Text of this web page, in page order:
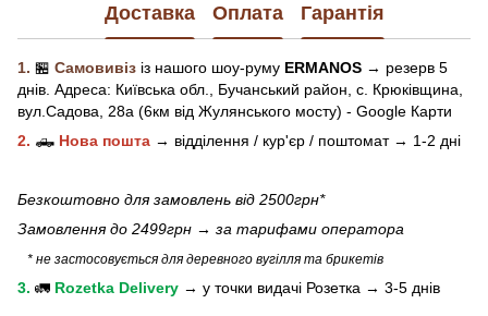
Доставка Оплата Гарантія
1. 🏪 Самовивіз із нашого шоу-руму ERMANOS → резерв 5
днів. Адреса: Київська обл., Бучанський район, с. Крюківщина,
вул.Садова, 28а (6км від Жулянського мосту) - Google Карти
2. 🛻 Нова пошта → відділення / кур'єр / поштомат → 1-2 дні
Безкоштовно для замовлень від 2500грн*
Замовлення до 2499грн → за тарифами оператора
* не застосовується для деревного вугілля та брикетів
3. 🚛 Rozetka Delivery → у точки видачі Розетка → 3-5 днів